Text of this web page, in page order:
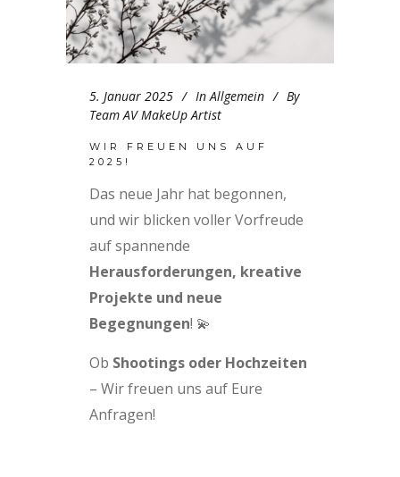
5. Januar 2025 In Allgemein
By
Team AV MakeUp Artist
WIR FREUEN UNS AUF
2025!
Das neue Jahr hat begonnen,
und wir blicken voller Vorfreude
auf spannende
Herausforderungen, kreative
Projekte und neue
Begegnungen! 💫
Ob Shootings oder Hochzeiten
– Wir freuen uns auf Eure
Anfragen!